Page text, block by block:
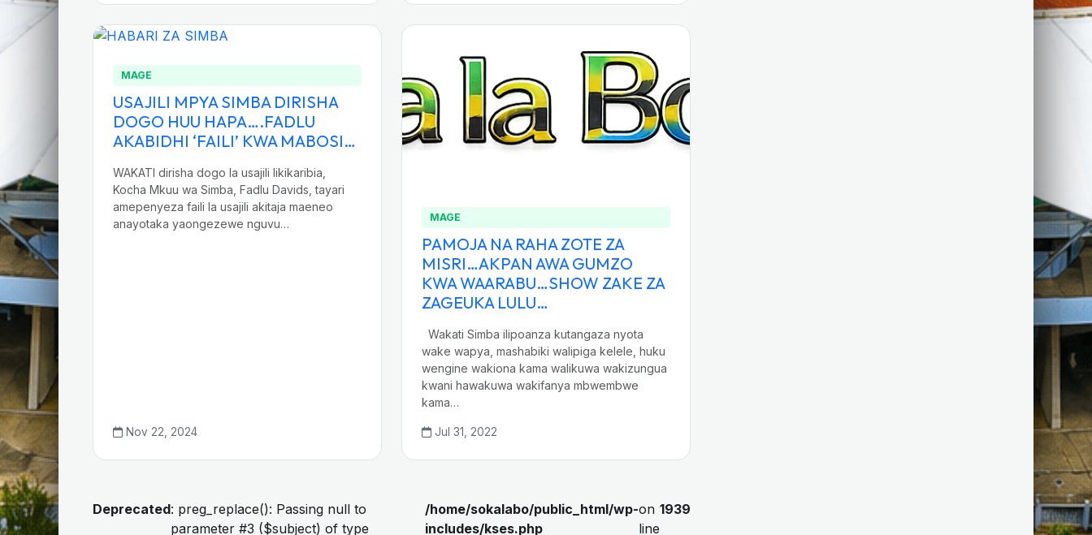
MAGE
USAJILI MPYA SIMBA DIRISHA
DOGO HUU HAPA….FADLU
AKABIDHI ‘FAILI’ KWA MABOSI…
WAKATI dirisha dogo la usajili likikaribia,
Kocha Mkuu wa Simba, Fadlu Davids, tayari
amepenyeza faili la usajili akitaja maeneo
anayotaka yaongezewe nguvu…
Nov 22, 2024
MAGE
PAMOJA NA RAHA ZOTE ZA
MISRI…AKPAN AWA GUMZO
KWA WAARABU…SHOW ZAKE ZA
ZAGEUKA LULU…
Wakati Simba ilipoanza kutangaza nyota
wake wapya, mashabiki walipiga kelele, huku
wengine wakiona kama walikuwa wakizungua
kwani hawakuwa wakifanya mbwembwe
kama…
Jul 31, 2022
Deprecated: preg_replace(): Passing null to
parameter #3 ($subject) of type
/home/sokalabo/public_html/wp-
includes/kses.php
on
line
1939